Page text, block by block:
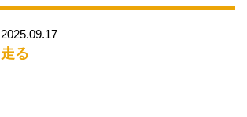
2025.09.17
走る